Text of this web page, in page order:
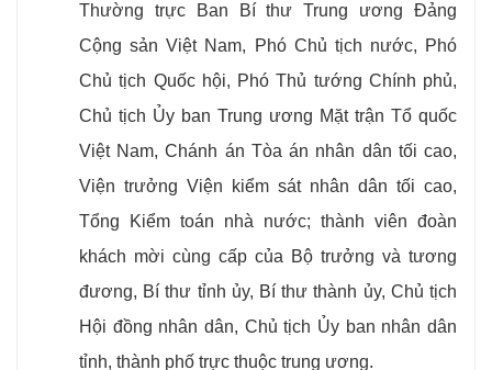
Thường trực Ban Bí thư Trung ương Đảng
Cộng sản Việt Nam, Phó Chủ tịch nước, Phó
Chủ tịch Quốc hội, Phó Thủ tướng Chính phủ,
Chủ tịch Ủy ban Trung ương Mặt trận Tổ quốc
Việt Nam, Chánh án Tòa án nhân dân tối cao,
Viện trưởng Viện kiểm sát nhân dân tối cao,
Tổng Kiểm toán nhà nước; thành viên đoàn
khách mời cùng cấp của Bộ trưởng và tương
đương, Bí thư tỉnh ủy, Bí thư thành ủy, Chủ tịch
Hội đồng nhân dân, Chủ tịch Ủy ban nhân dân
tỉnh, thành phố trực thuộc trung ương.